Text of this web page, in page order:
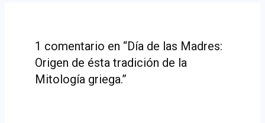
1 comentario en “Día de las Madres:
Origen de ésta tradición de la
Mitología griega.”